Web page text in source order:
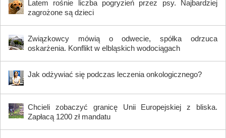
Latem rośnie liczba pogryzień przez psy. Najbardziej
zagrożone są dzieci
Związkowcy mówią o odwecie, spółka odrzuca
oskarżenia. Konflikt w elbląskich wodociągach
Jak odżywiać się podczas leczenia onkologicznego?
Chcieli zobaczyć granicę Unii Europejskiej z bliska.
Zapłacą 1200 zł mandatu